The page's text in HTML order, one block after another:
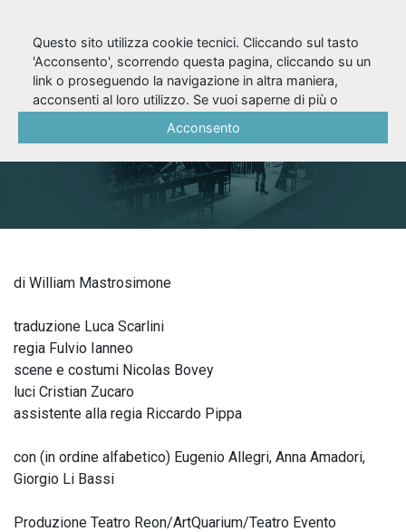
Uno scultore
di William Mastrosimone
traduzione Luca Scarlini
regia Fulvio Ianneo
scene e costumi Nicolas Bovey
luci Cristian Zucaro
assistente alla regia Riccardo Pippa
con (in ordine alfabetico) Eugenio Allegri, Anna Amadori,
Giorgio Li Bassi
Produzione Teatro Reon/ArtQuarium/Teatro Evento
Questo sito utilizza cookie tecnici. Cliccando sul tasto
'Acconsento', scorrendo questa pagina, cliccando su un
link o proseguendo la navigazione in altra maniera,
acconsenti al loro utilizzo. Se vuoi saperne di più o
Acconsento